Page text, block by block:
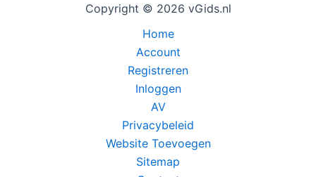
Copyright © 2026 vGids.nl
Home
Account
Registreren
Inloggen
AV
Privacybeleid
Website Toevoegen
Sitemap